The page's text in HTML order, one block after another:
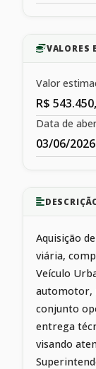
VALORES
Valor
R$
Data de
03/06/2026
Aquisição
viária,
Veículo
automotor,
conjunto
entrega
visando